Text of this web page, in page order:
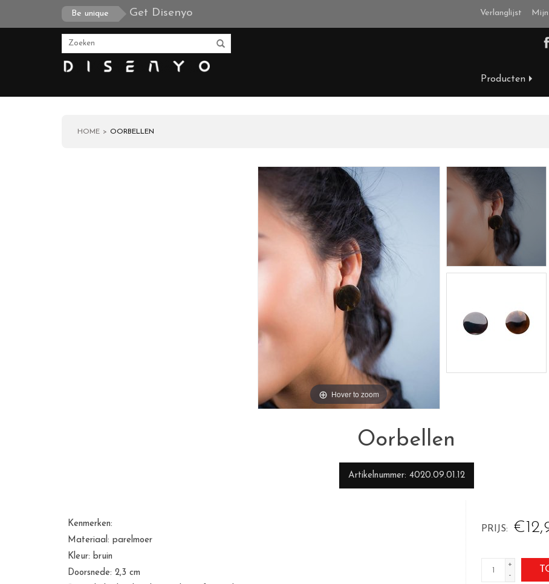
Be unique Get Disenyo Verlanglijst
Producten
HOME OORBELLEN
Hover to zoom
Oorbellen
Artikelnummer 4020.09.01.12
PRIJS
+
-
Kenmerken:
Materiaal: parelmoer
Kleur: bruin
Doorsnede: 2,3 cm